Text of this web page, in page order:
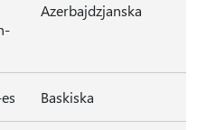
Azerbajdzjanska
Baskiska